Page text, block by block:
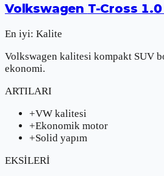
Volkswagen T-Cross 1.0
En iyi: Kalite
Volkswagen kalitesi kompakt SUV
ekonomi.
ARTILARI
+VW kalitesi
+Ekonomik motor
+Solid yapım
EKSİLERİ